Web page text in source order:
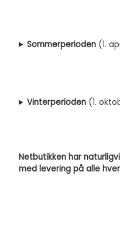
Sommerperioden (1.
Vinterperioden (1.
Netbutikken har
med levering på alle